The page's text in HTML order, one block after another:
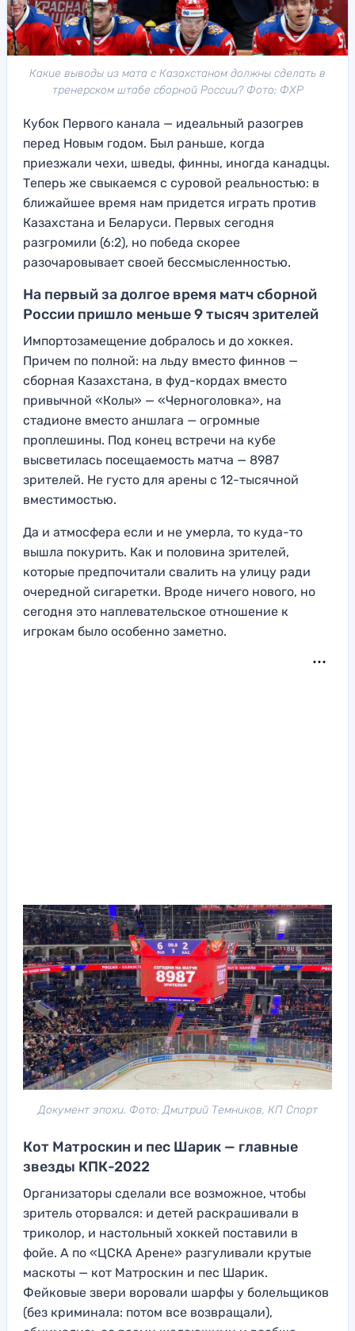
Какие выводы из мата с Казахстаном должны сделать в
тренерском штабе сборной России? Фото: ФХР
Кубок Первого канала — идеальный разогрев
перед Новым годом. Был раньше, когда
приезжали чехи, шведы, финны, иногда канадцы.
Теперь же свыкаемся с суровой реальностью: в
ближайшее время нам придется играть против
Казахстана и Беларуси. Первых сегодня
разгромили (6:2), но победа скорее
разочаровывает своей бессмысленностью.
На первый за долгое время матч сборной
России пришло меньше 9 тысяч зрителей
Импортозамещение добралось и до хоккея.
Причем по полной: на льду вместо финнов —
сборная Казахстана, в фуд-кордах вместо
привычной «Колы» — «Черноголовка», на
стадионе вместо аншлага — огромные
проплешины. Под конец встречи на кубе
высветилась посещаемость матча — 8987
зрителей. Не густо для арены с 12-тысячной
вместимостью.
Да и атмосфера если и не умерла, то куда-то
вышла покурить. Как и половина зрителей,
которые предпочитали свалить на улицу ради
очередной сигаретки. Вроде ничего нового, но
сегодня это наплевательское отношение к
игрокам было особенно заметно.
Документ эпохи. Фото: Дмитрий Темников, КП Спорт
Кот Матроскин и пес Шарик — главные
звезды КПК-2022
Организаторы сделали все возможное, чтобы
зритель оторвался: и детей раскрашивали в
триколор, и настольный хоккей поставили в
фойе. А по «ЦСКА Арене» разгуливали крутые
маскоты — кот Матроскин и пес Шарик.
Фейковые звери воровали шарфы у болельщиков
(без криминала: потом все возвращали),